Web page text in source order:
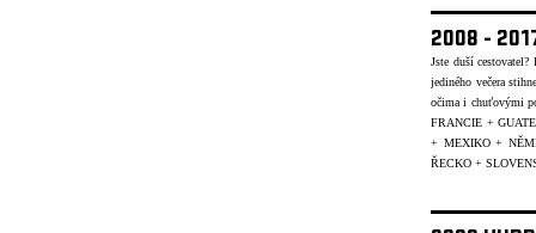
2008 -
Jste duší cestovatel?
jediného večera
očima i chuťovými
FRANCIE +
+ MEXIKO +
ŘECKO +